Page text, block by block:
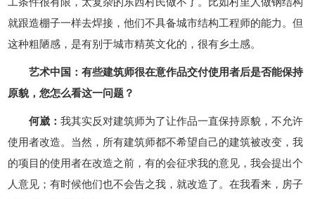
就跟造棚子一样去焊接，他们不具备城市结构工程师的能力。但
这种粗陋感，是有别于城市精英文化的，很有乡土感。
艺术中国：有些建筑师很在意作品交付使用者后是否能保持
原貌，您怎么看这一问题？
何崴：我其实反对建筑师为了让作品一直保持原貌，不允许
使用者改造。当然，所有建筑师都不希望自己的建筑被改变，我
的项目的使用者在改造之前，有的会征求我的意见，我会提出个
人意见；有时候他们也不会告之我，就改造了。在我看来，房子